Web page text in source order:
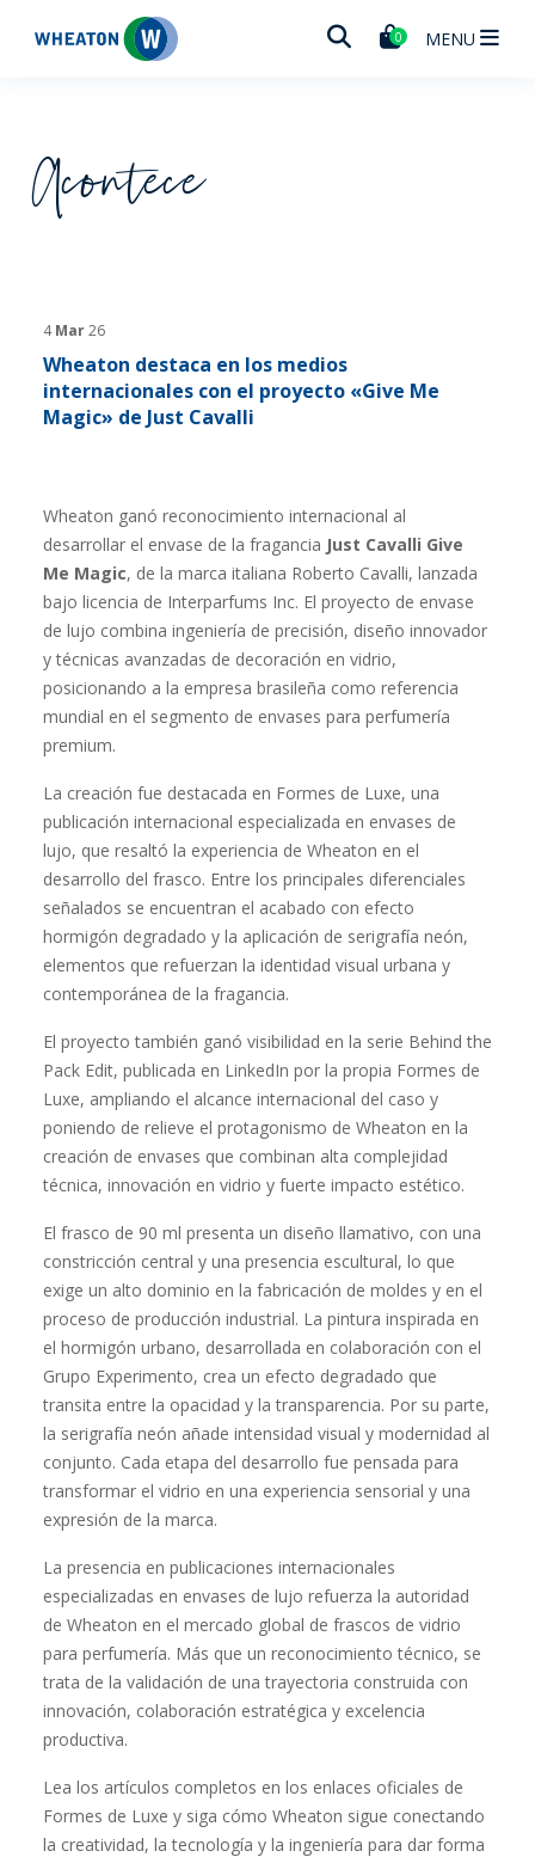
Wheaton 0 MENU
Acontece
4Mar26
Wheaton destaca en los medios
internacionales con el proyecto «Give Me
Magic» de Just Cavalli
Wheaton ganó reconocimiento internacional al
desarrollar el envase de la fragancia Just Cavalli Give
Me Magic, de la marca italiana Roberto Cavalli, lanzada
bajo licencia de Interparfums Inc. El proyecto de envase
de lujo combina ingeniería de precisión, diseño innovador
y técnicas avanzadas de decoración en vidrio,
posicionando a la empresa brasileña como referencia
mundial en el segmento de envases para perfumería
premium.
La creación fue destacada en Formes de Luxe, una
publicación internacional especializada en envases de
lujo, que resaltó la experiencia de Wheaton en el
desarrollo del frasco. Entre los principales diferenciales
señalados se encuentran el acabado con efecto
hormigón degradado y la aplicación de serigrafía neón,
elementos que refuerzan la identidad visual urbana y
contemporánea de la fragancia.
El proyecto también ganó visibilidad en la serie Behind the
Pack Edit, publicada en LinkedIn por la propia Formes de
Luxe, ampliando el alcance internacional del caso y
poniendo de relieve el protagonismo de Wheaton en la
creación de envases que combinan alta complejidad
técnica, innovación en vidrio y fuerte impacto estético.
El frasco de 90 ml presenta un diseño llamativo, con una
constricción central y una presencia escultural, lo que
exige un alto dominio en la fabricación de moldes y en el
proceso de producción industrial. La pintura inspirada en
el hormigón urbano, desarrollada en colaboración con el
Grupo Experimento, crea un efecto degradado que
transita entre la opacidad y la transparencia. Por su parte,
la serigrafía neón añade intensidad visual y modernidad al
conjunto. Cada etapa del desarrollo fue pensada para
transformar el vidrio en una experiencia sensorial y una
expresión de la marca.
La presencia en publicaciones internacionales
especializadas en envases de lujo refuerza la autoridad
de Wheaton en el mercado global de frascos de vidrio
para perfumería. Más que un reconocimiento técnico, se
trata de la validación de una trayectoria construida con
innovación, colaboración estratégica y excelencia
productiva.
Lea los artículos completos en los enlaces oficiales de
Formes de Luxe y siga cómo Wheaton sigue conectando
la creatividad, la tecnología y la ingeniería para dar forma